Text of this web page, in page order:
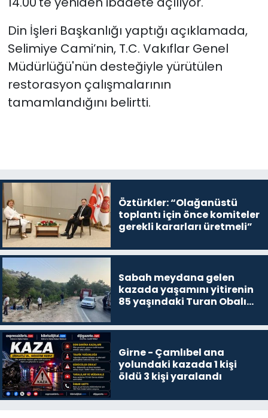
Din İşleri Başkanlığı yaptığı açıklamada,
Selimiye Cami’nin, T.C. Vakıflar Genel
Müdürlüğü'nün desteğiyle yürütülen
restorasyon çalışmalarının
tamamlandığını belirtti.
Öztürkler: “Olağanüstü
toplantı için önce komiteler
gerekli kararları üretmeli”
Sabah meydana gelen
kazada yaşamını yitirenin
85 yaşındaki Turan Obalı
Girne - Çamlıbel ana
yolundaki kazada 1 kişi
öldü 3 kişi yaralandı
SAĞLIK
Spor
Teknoloji
YAŞAM
Yazarlar